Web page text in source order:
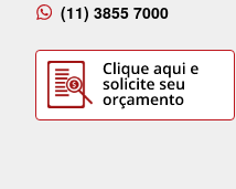
(11) 3855 7000